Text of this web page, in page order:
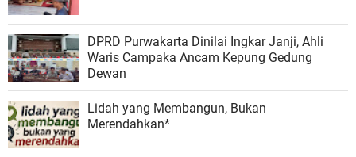
DPRD Purwakarta Dinilai Ingkar Janji, Ahli
Waris Campaka Ancam Kepung Gedung
Dewan
Lidah yang Membangun, Bukan
Merendahkan*